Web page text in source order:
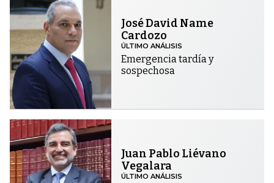
José David Name
Cardozo
ÚLTIMO ANÁLISIS
Emergencia tardía y
sospechosa
Juan Pablo Liévano
Vegalara
ÚLTIMO ANÁLISIS